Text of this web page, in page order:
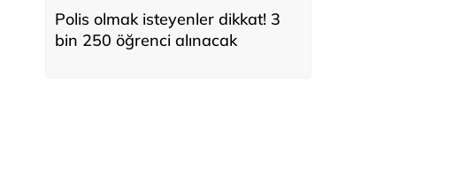
Polis olmak isteyenler dikkat! 3
bin 250 öğrenci alınacak